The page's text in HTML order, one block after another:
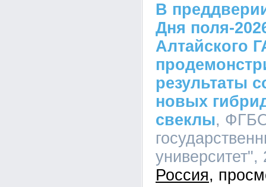
В
Дня поля-
Алтайского
результаты
новых
свеклы,
Россия